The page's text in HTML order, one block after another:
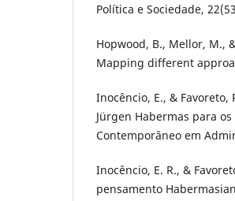
Política e Sociedade,
Hopwood, B., Mellor, M.,
Mapping different
Inocêncio, E., & Favoreto,
Jürgen Habermas para
Contemporâneo em
Inocêncio, E. R., &
pensamento